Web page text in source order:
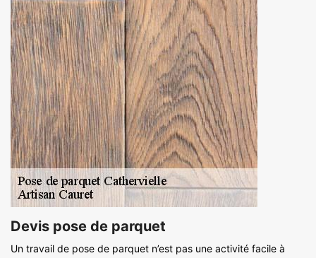
Devis pose de parquet
Un travail de pose de parquet n’est pas une activité facile à